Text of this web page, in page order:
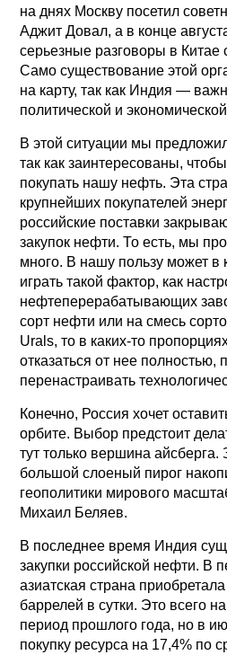
на днях Москву посетил
Аджит Довал, а в конце
серьезные разговоры в
Само существование этой
на карту, так как Индия —
политической и
В этой ситуации мы
так как заинтересованы,
покупать нашу нефть. Эта
крупнейших покупателей
российские поставки
закупок нефти. То есть, мы
много. В нашу пользу может в
играть такой фактор, как
нефтеперерабатывающих
сорт нефти или на смесь
Urals, то в каких-то
отказаться от нее полностью,
перенастраивать
Конечно, Россия хочет
орбите. Выбор предстоит
тут только вершина айсберга.
большой слоеный пирог
геополитики мирового
Михаил Беляев.
В последнее время Индия
закупки российской нефти. В
азиатская страна
баррелей в сутки. Это всего
период прошлого года, но в
покупку ресурса на 17,4% по